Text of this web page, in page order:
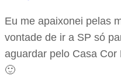
Eu me apaixonei pelas
vontade de ir a SP só
aguardar pelo Casa
🙂